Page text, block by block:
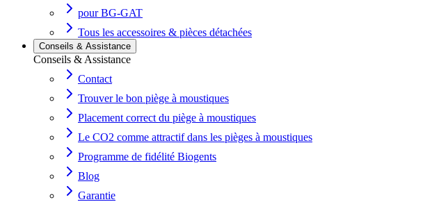
pour BG-GAT
Tous les accessoires & pièces détachées
Conseils & Assistance
Conseils & Assistance
Contact
Trouver le bon piège à moustiques
Placement correct du piège à moustiques
Le CO2 comme attractif dans les pièges à moustiques
Programme de fidélité Biogents
Blog
Garantie